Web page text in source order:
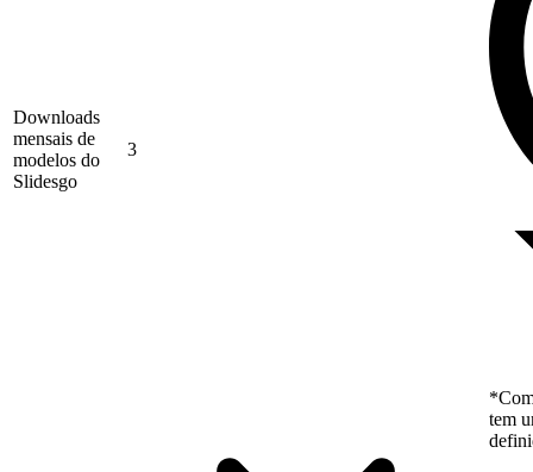
Downloads
mensais de
modelos do
Slidesgo
3
tem